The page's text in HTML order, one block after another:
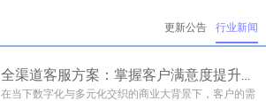
行业新闻
更新公告
全渠道客服方案：掌握客户满意度提升的三大法宝
在当下数字化与多元化交织的商业大背景下，客户的需